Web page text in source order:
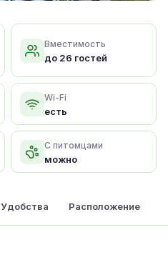
Вместимость
до 26 гостей
Wi-Fi
есть
С питомцами
можно
Удобства Расположение